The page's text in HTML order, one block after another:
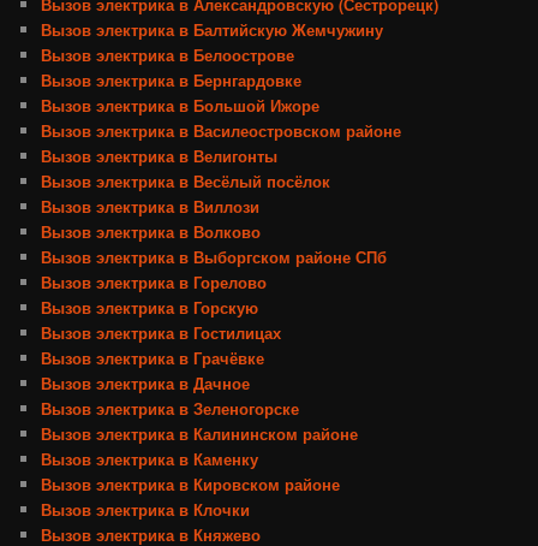
Вызов электрика в Балтийскую Жемчужину
Вызов электрика в Белоострове
Вызов электрика в Бернгардовке
Вызов электрика в Большой Ижоре
Вызов электрика в Василеостровском районе
Вызов электрика в Велигонты
Вызов электрика в Весёлый посёлок
Вызов электрика в Виллози
Вызов электрика в Волково
Вызов электрика в Выборгском районе СПб
Вызов электрика в Горелово
Вызов электрика в Горскую
Вызов электрика в Гостилицах
Вызов электрика в Грачёвке
Вызов электрика в Дачное
Вызов электрика в Зеленогорске
Вызов электрика в Калининском районе
Вызов электрика в Каменку
Вызов электрика в Кировском районе
Вызов электрика в Клочки
Вызов электрика в Княжево